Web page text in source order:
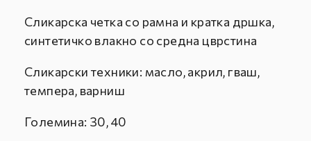
Сликарска четка со рамна и кратка дршка,
синтетичко влакно со средна цврстина
Сликарски техники: масло, акрил, гваш,
темпера, варниш
Големина: 30, 40